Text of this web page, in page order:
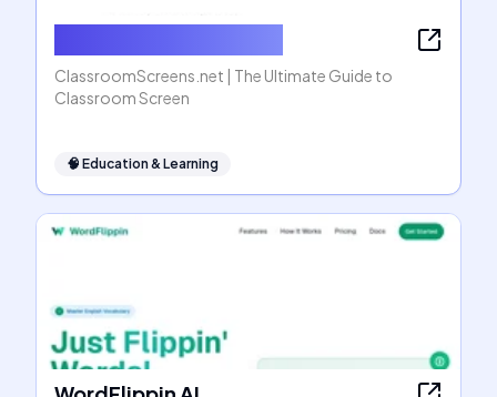
ClassroomScreens.net | The Ultimate Guide to
Classroom Screen
🧠 Education & Learning